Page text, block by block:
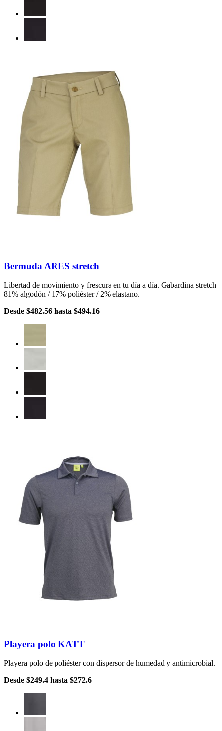
Bermuda ARES stretch
Libertad de movimiento y frescura en tu día a día. Gabardina stretch
81% algodón / 17% poliéster / 2% elastano.
Desde $482.56 hasta $494.16
Playera polo KATT
Playera polo de poliéster con dispersor de humedad y antimicrobial.
Desde $249.4 hasta $272.6